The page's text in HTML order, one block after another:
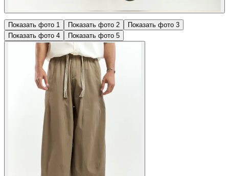
Показать фото 1 Показать фото 2 Показать фото 3
Показать фото 4 Показать фото 5